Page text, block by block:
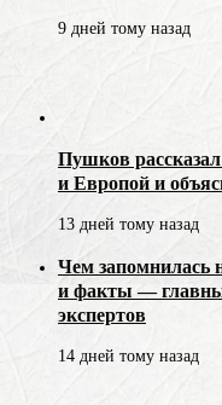
9 дней тому назад
Пушков
и Европой и
13 дней тому назад
Чем запомнилась
и факты —
экспертов
14 дней тому назад